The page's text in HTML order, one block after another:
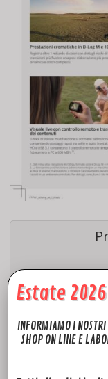
Estate 2026
INFORMIAMO I NOSTRI
SHOP ON LINE E